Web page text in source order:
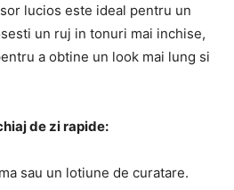
lucios este ideal pentru un
un ruj in tonuri mai inchise,
a obtine un look mai lung si
de zi rapide:
sau un lotiune de curatare.